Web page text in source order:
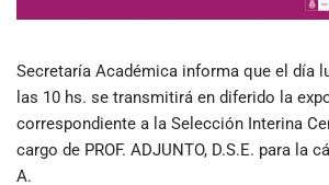
Secretaría Académica informa que el día
las 10 hs. se transmitirá en diferido la
correspondiente a la Selección Interina
cargo de PROF. ADJUNTO, D.S.E. para la
A.